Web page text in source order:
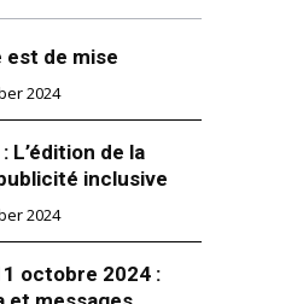
est de mise
2024
L’édition de la
inclusive
2024
octobre 2024 :